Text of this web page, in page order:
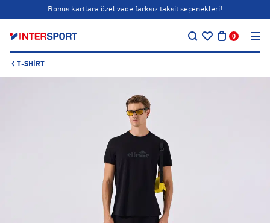
Bonus kartlara özel vade farksız taksit seçenekleri!
0
T-SHIRT